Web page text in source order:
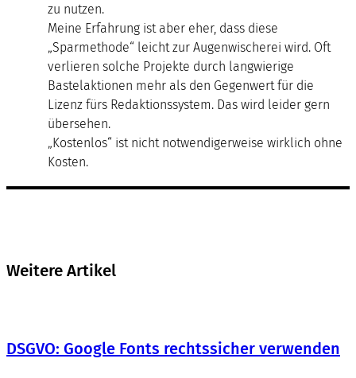
zu nutzen.
Meine Erfahrung ist aber eher, dass diese
„Sparmethode“ leicht zur Augenwischerei wird. Oft
verlieren solche Projekte durch langwierige
Bastelaktionen mehr als den Gegenwert für die
Lizenz fürs Redaktionssystem. Das wird leider gern
übersehen.
„Kostenlos“ ist nicht notwendigerweise wirklich ohne
Kosten.
Weitere Artikel
DSGVO: Google Fonts rechtssicher verwenden